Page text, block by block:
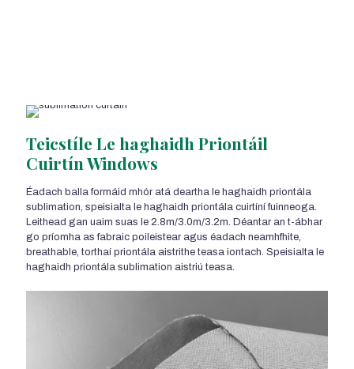
Teicstíle Le haghaidh Priontáil
Cuirtín Windows
Éadach balla formáid mhór atá deartha le haghaidh priontála
sublimation, speisialta le haghaidh priontála cuirtíní fuinneoga.
Leithead gan uaim suas le 2.8m/3.0m/3.2m. Déantar an t-ábhar
go príomha as fabraic poileistear agus éadach neamhfhite,
breathable, torthaí priontála aistrithe teasa iontach. Speisialta le
haghaidh priontála sublimation aistriú teasa.